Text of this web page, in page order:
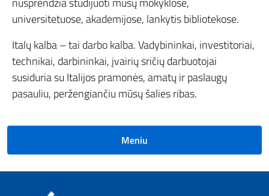
universitetuose, akademijose, lankytis bibliotekose.
Italų kalba – tai darbo kalba. Vadybininkai, investitoriai,
technikai, darbininkai, įvairių sričių darbuotojai
susiduria su Italijos pramonės, amatų ir paslaugų
pasauliu, peržengiančiu mūsų šalies ribas.
Meniu